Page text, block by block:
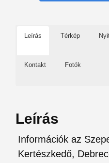
Leírás Térkép
Kontakt Fotók
Leírás
Információk az
Kertészkedő,